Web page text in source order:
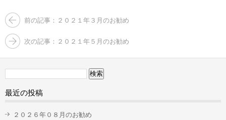
前の記事：２０２１年３月のお勧め
次の記事：２０２１年５月のお勧め
最近の投稿
２０２６年０８月のお勧め